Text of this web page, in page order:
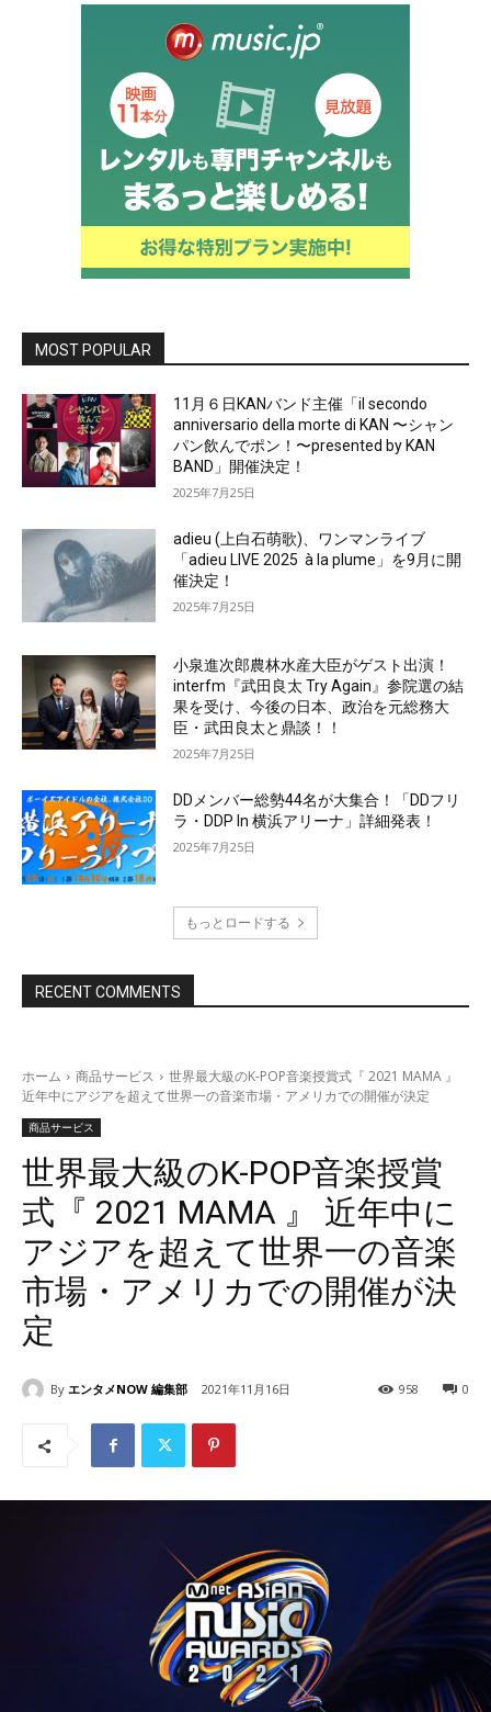
MOST POPULAR
11月６日KANバンド主催「il secondo
anniversario della morte di KAN 〜シャン
パン飲んでポン！〜presented by KAN
BAND」開催決定！
2025年7月25日
adieu (上白石萌歌)、ワンマンライブ
「adieu LIVE 2025 à la plume」を9月に開
催決定！
2025年7月25日
小泉進次郎農林水産大臣がゲスト出演！
interfm『武田良太 Try Again』参院選の結
果を受け、今後の日本、政治を元総務大
臣・武田良太と鼎談！！
2025年7月25日
DDメンバー総勢44名が大集合！「DDフリ
ラ・DDP In 横浜アリーナ」詳細発表！
2025年7月25日
もっとロードする
RECENT COMMENTS